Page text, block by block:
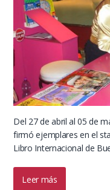
Del 27 de abril al 05 de
firmó ejemplares en el
Libro Internacional de
Leer más